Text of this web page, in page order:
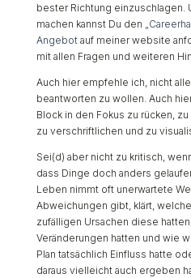
bester Richtung einzuschlagen.
machen kannst Du den
Angebotauf meiner website
mit allen Fragen und weiteren
Auch hier empfehle ich, nicht
beantworten zu wollen. Auch
Block in den Fokus zu rücken,
zu verschriftlichen und zu
Sei(d) aber nicht zu kritisch,
dass Dinge doch anders
Leben nimmt oft unerwartete
Abweichungen gibt, klärt,
zufälligen Ursachen diese
Veränderungen hatten und wie
Plan tatsächlich Einfluss hatte
daraus vielleicht auch ergeben